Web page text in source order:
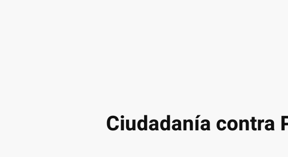
Ciudadanía contra